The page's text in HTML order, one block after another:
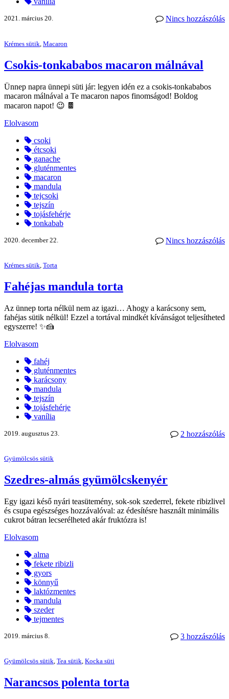
Nincs hozzászólás
2021. március 20.
Krémes sütik Macaron
Csokis-tonkababos macaron málnával
Ünnep napra ünnepi süti jár: legyen idén ez a csokis-tonkababos
macaron málnával a Te macaron napos finomságod! Boldog
macaron napot! 😉 🍫
Elolvasom
csoki
étcsoki
ganache
gluténmentes
macaron
mandula
tejcsoki
tejszín
tojásfehérje
tonkabab
Nincs hozzászólás
2020. december 22.
Krémes sütik Torta
Fahéjas mandula torta
Az ünnep torta nélkül nem az igazi… Ahogy a karácsony sem,
fahéjas sütik nélkül! Ezzel a tortával mindkét kívánságot teljesítheted
egyszerre! ✨🍰
Elolvasom
fahéj
gluténmentes
karácsony
mandula
tejszín
tojásfehérje
vanília
2 hozzászólás
2019. augusztus 23.
Gyümölcsös sütik
Szedres-almás gyümölcskenyér
Egy igazi késő nyári teasütemény, sok-sok szederrel, fekete ribizlivel
és csupa egészséges hozzávalóval: az édesítésre használt minimális
cukrot bátran lecserélheted akár fruktózra is!
Elolvasom
alma
fekete ribizli
gyors
könnyű
laktózmentes
mandula
szeder
tejmentes
3 hozzászólás
2019. március 8.
Gyümölcsös sütik, Tea sütik, Kocka süti
Narancsos polenta torta